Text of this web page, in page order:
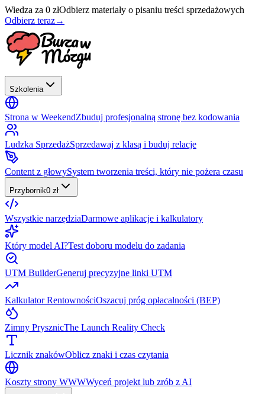
Wiedza za 0 złOdbierz materiały o pisaniu treści sprzedażowych
Odbierz teraz→
Szkolenia
Strona w WeekendZbuduj profesjonalną stronę bez kodowania
Ludzka SprzedażSprzedawaj z klasą i buduj relacje
Content z głowySystem tworzenia treści, który nie pożera czasu
Przybornik0 zł
Wszystkie narzędziaDarmowe aplikacje i kalkulatory
Który model AI?Test doboru modelu do zadania
UTM BuilderGeneruj precyzyjne linki UTM
Kalkulator RentownościOszacuj próg opłacalności (BEP)
Zimny PrysznicThe Launch Reality Check
Licznik znakówOblicz znaki i czas czytania
Koszty strony WWWWyceń projekt lub zrób z AI